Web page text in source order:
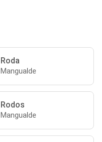
Roda
Mangualde
Rodos
Mangualde